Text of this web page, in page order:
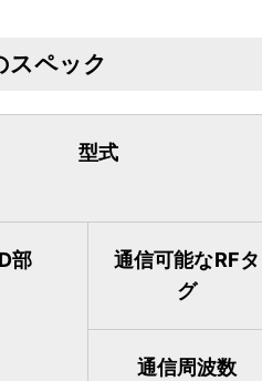
スペック
型式
部
通信可能なRFタ
グ
通信周波数